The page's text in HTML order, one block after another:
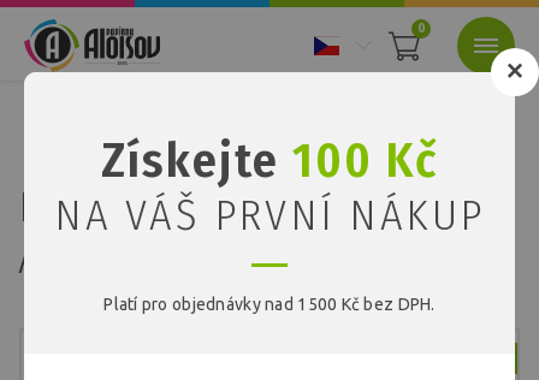
0
Barevný papír růžový A3/180g/50 listů
Barevný papír růžový
A3/180g/50 listů
Získejte100 Kč
NA VÁŠ PRVNÍ NÁKUP
Platí pro objednávky nad 1500 Kč bez DPH.